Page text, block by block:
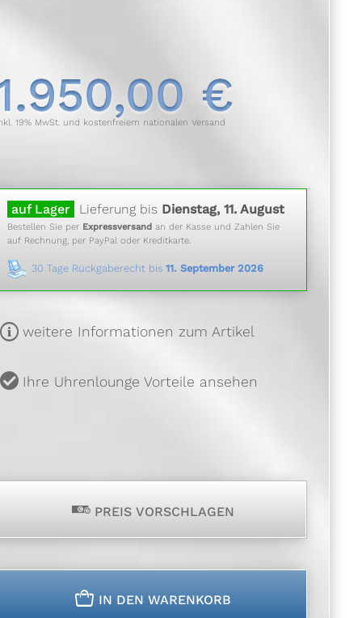
€
19% MwSt. und kostenfreiem nationalen Versand
auf Lager Lieferung bis Dienstag, 11. August
Bestellen Sie per Expressversandan der Kasse und Zahlen Sie
auf Rechnung, per PayPal oder Kreditkarte.
30 Tage Rückgaberecht bis 11. September 2026
weitere Informationen zum Artikel
Ihre Uhrenlounge Vorteile ansehen
p PREIS VORSCHLAGEN
n IN DEN WARENKORB